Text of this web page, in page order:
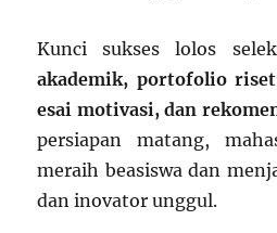
Kunci sukses lolos
akademik, portofolio
esai motivasi, dan
persiapan matang,
meraih beasiswa dan
dan inovator unggul.